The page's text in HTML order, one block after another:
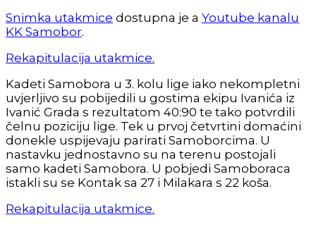
Snimka utakmice dostupna je a Youtube kanalu
KK Samobor.
Rekapitulacija utakmice.
Kadeti Samobora u 3. kolu lige iako nekompletni
uvjerljivo su pobijedili u gostima ekipu Ivanića iz
Ivanić Grada s rezultatom 40:90 te tako potvrdili
čelnu poziciju lige. Tek u prvoj četvrtini domaćini
donekle uspijevaju parirati Samoborcima. U
nastavku jednostavno su na terenu postojali
samo kadeti Samobora. U pobjedi Samoboraca
istakli su se Kontak sa 27 i Milakara s 22 koša.
Rekapitulacija utakmice.